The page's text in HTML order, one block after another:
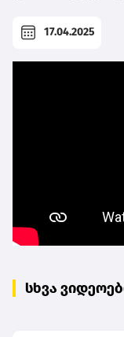
17.04.2025
სხვა